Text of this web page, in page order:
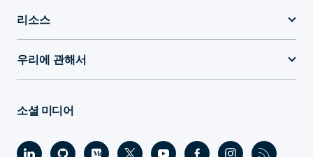
리소스
우리에 관해서
소셜 미디어